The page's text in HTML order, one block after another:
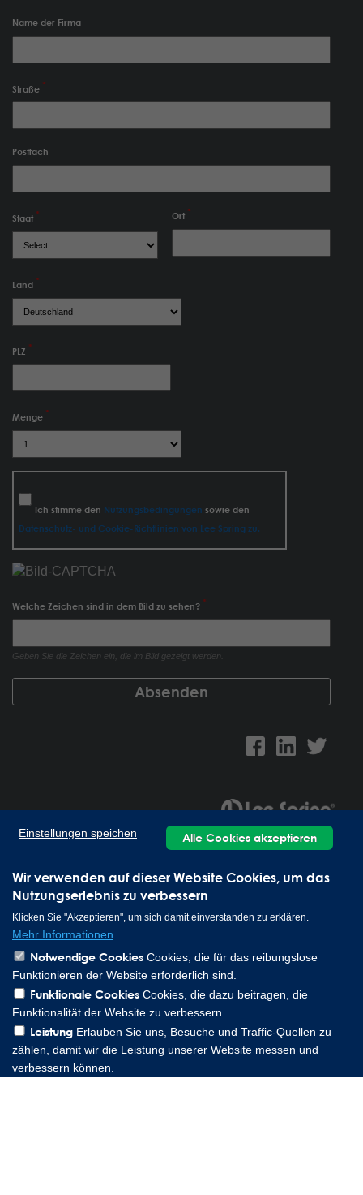
Name der Firma
Straße
Postfach
Staat Ort
Land
PLZ
Menge
Ich stimme den Nutzungsbedingungen sowie den
Datenschutz- und Cookie-Richtlinien von Lee Spring zu.
Welche Zeichen sind in dem Bild zu sehen?
Geben Sie die Zeichen ein, die im Bild gezeigt werden.
Lee Spring GmbH, Altenaer Straße 23, 58507 Lüdenscheid
Germany | Phone: 0049 2351 985 949 0
Copyright © 2026 Lee Spring Company
Wir verwenden auf dieser Website Cookies, um das
Nutzungserlebnis zu verbessern
Klicken Sie "Akzeptieren", um sich damit einverstanden zu erklären.
Mehr Informationen
Notwendige Cookies Cookies, die für das reibungslose
Funktionieren der Website erforderlich sind.
Funktionale Cookies Cookies, die dazu beitragen, die
Funktionalität der Website zu verbessern.
Leistung Erlauben Sie uns, Besuche und Traffic-Quellen zu
zählen, damit wir die Leistung unserer Website messen und
verbessern können.
Einstellungen speichen Alle Cookies akzeptieren